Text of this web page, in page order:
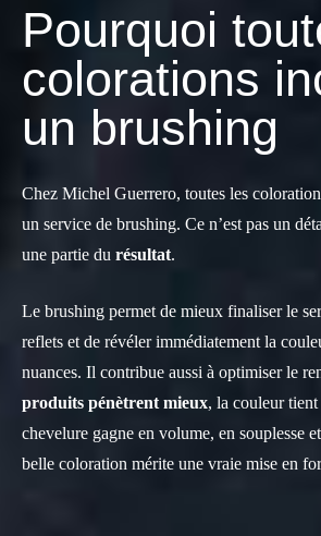
Pourquoi
colorations
un brushing
Chez Michel Guerrero, toutes les
un service de brushing. Ce n’est pas un
une partie du résultat.
Le brushing permet de mieux finaliser le
reflets et de révéler immédiatement la
nuances. Il contribue aussi à optimiser le
produits pénètrent mieux, la couleur
chevelure gagne en volume, en souplesse
belle coloration mérite une vraie mise en